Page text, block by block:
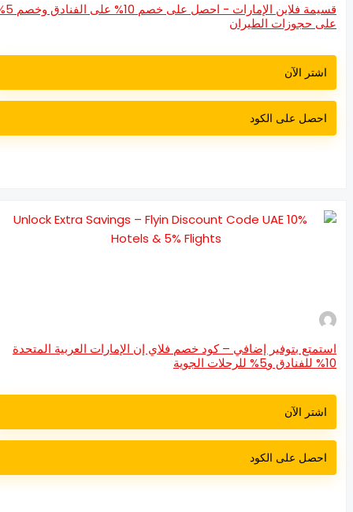
قسيمة فلاين الإمارات - احصل على خصم 10% على الفنادق وخصم 5%
حجوزات الطيران
اشتر الآن
احصل على الكود
بتوفير إضافي – كود خصم فلاي إن الإمارات العربية المتحدة
اشتر الآن
احصل على الكود